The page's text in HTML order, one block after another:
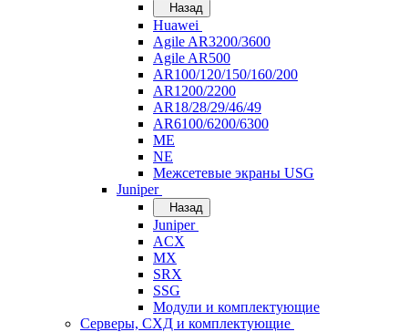
Назад
Huawei
Agile AR3200/3600
Agile AR500
AR100/120/150/160/200
AR1200/2200
AR18/28/29/46/49
AR6100/6200/6300
ME
NE
Межсетевые экраны USG
Juniper
Назад
Juniper
ACX
MX
SRX
SSG
Модули и комплектующие
Серверы, СХД и комплектующие